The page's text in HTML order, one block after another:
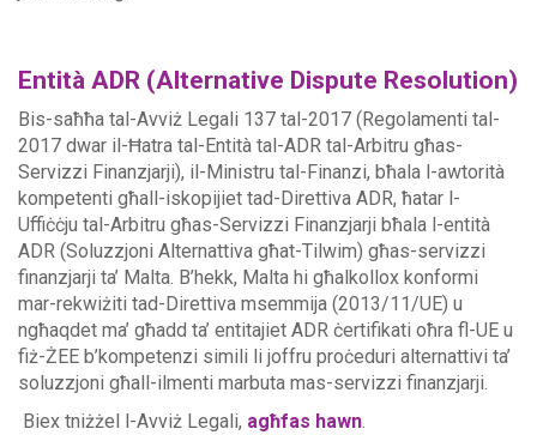
Entità ADR (Alternative Dispute Resolution)
Bis-saħħa tal-Avviż Legali 137 tal-2017 (Regolamenti tal-
2017 dwar il-Ħatra tal-Entità tal-ADR tal-Arbitru għas-
Servizzi Finanzjarji), il-Ministru tal-Finanzi, bħala l-awtorità
kompetenti għall-iskopijiet tad-Direttiva ADR, ħatar l-
Uffiċċju tal-Arbitru għas-Servizzi Finanzjarji bħala l-entità
ADR (Soluzzjoni Alternattiva għat-Tilwim) għas-servizzi
finanzjarji ta’ Malta. B’hekk, Malta hi għalkollox konformi
mar-rekwiżiti tad-Direttiva msemmija (2013/11/UE) u
ngħaqdet ma’ għadd ta’ entitajiet ADR ċertifikati oħra fl-UE u
fiż-ŻEE b’kompetenzi simili li joffru proċeduri alternattivi ta’
soluzzjoni għall-ilmenti marbuta mas-servizzi finanzjarji.
Biex tniżżel l-Avviż Legali, agħfas hawn.